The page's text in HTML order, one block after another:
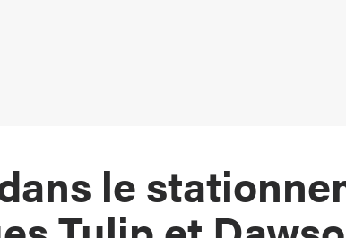
le